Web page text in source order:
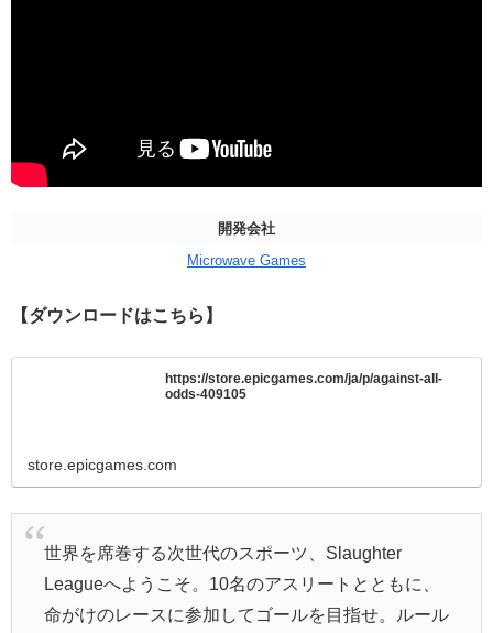
開発会社
Microwave Games
【ダウンロードはこちら】
https://store.epicgames.com/ja/p/against-all-
odds-409105
store.epicgames.com
世界を席巻する次世代のスポーツ、Slaughter
Leagueへようこそ。10名のアスリートとともに、
命がけのレースに参加してゴールを目指せ。ルール